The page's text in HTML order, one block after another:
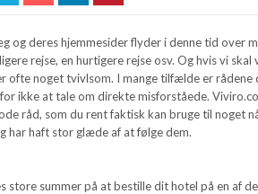
og deres hjemmesider flyder i denne tid over
rejse, en hurtigere rejse osv. Og hvis vi
ofte noget tvivlsom. I mange tilfælde er rådene
ikke at tale om direkte misforståede.
råd, som du rent faktisk kan bruge til noget
har haft stor glæde af at følge dem.
store summer på at bestille dit hotel på en af